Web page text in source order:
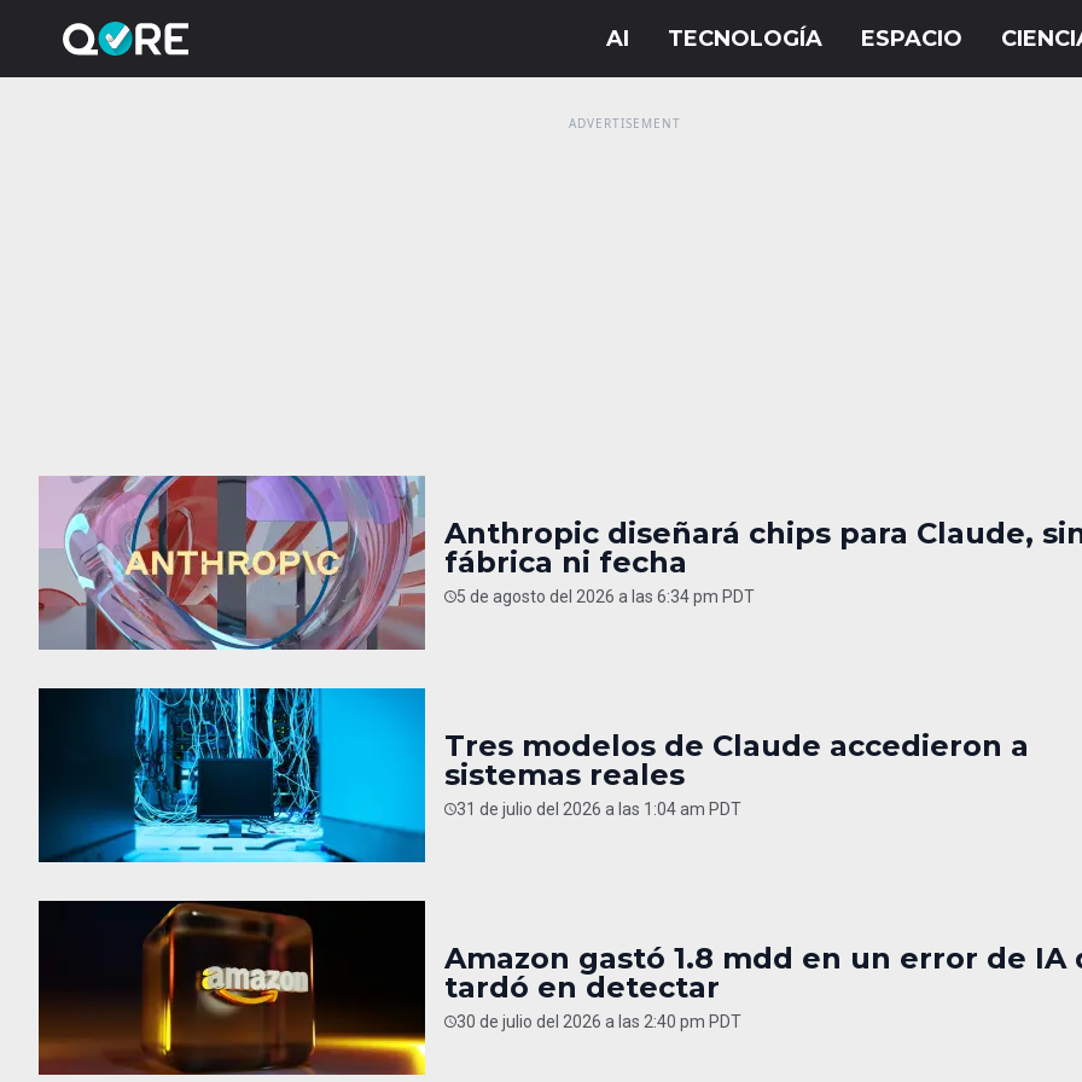
Anthropic diseñará chips para Claude,
fábrica ni fecha
5 de agosto del 2026 a las 6:34 pm PDT
Tres modelos de Claude accedieron a
sistemas reales
31 de julio del 2026 a las 1:04 am PDT
Amazon gastó 1.8 mdd en un error de IA
tardó en detectar
30 de julio del 2026 a las 2:40 pm PDT